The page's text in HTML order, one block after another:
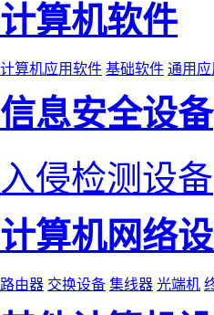
计算机软件
计算机应用软件 基础软件 通用
信息安全设备
入侵检测设备
计算机网络
路由器 交换设备 集线器 光端机